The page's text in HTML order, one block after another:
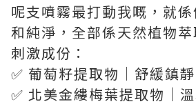
呢支噴霧最打動我嘅，就
和純淨，全部係天然植物
刺激成份：
✅ 葡萄籽提取物｜舒緩鎮
✅ 北美金縷梅葉提取物｜